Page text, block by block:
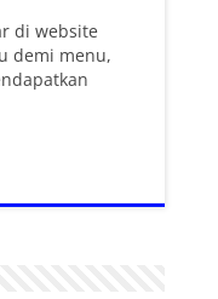
di website
demi menu,